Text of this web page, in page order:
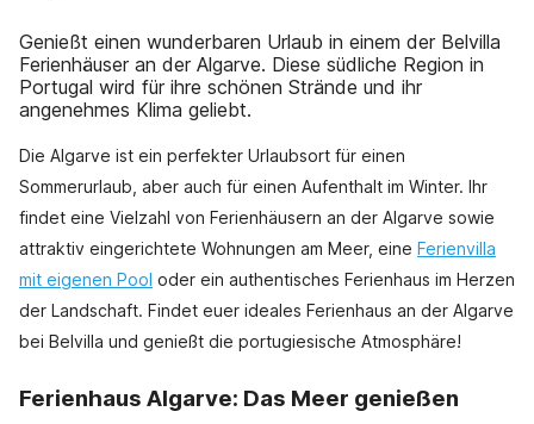
Genießt einen wunderbaren Urlaub in einem der Belvilla
Ferienhäuser an der Algarve. Diese südliche Region in
Portugal wird für ihre schönen Strände und ihr
angenehmes Klima geliebt.
Die Algarve ist ein perfekter Urlaubsort für einen
Sommerurlaub, aber auch für einen Aufenthalt im Winter. Ihr
findet eine Vielzahl von Ferienhäusern an der Algarve sowie
attraktiv eingerichtete Wohnungen am Meer, eine Ferienvilla
mit eigenen Pool oder ein authentisches Ferienhaus im Herzen
der Landschaft. Findet euer ideales Ferienhaus an der Algarve
bei Belvilla und genießt die portugiesische Atmosphäre!
Ferienhaus Algarve: Das Meer genießen